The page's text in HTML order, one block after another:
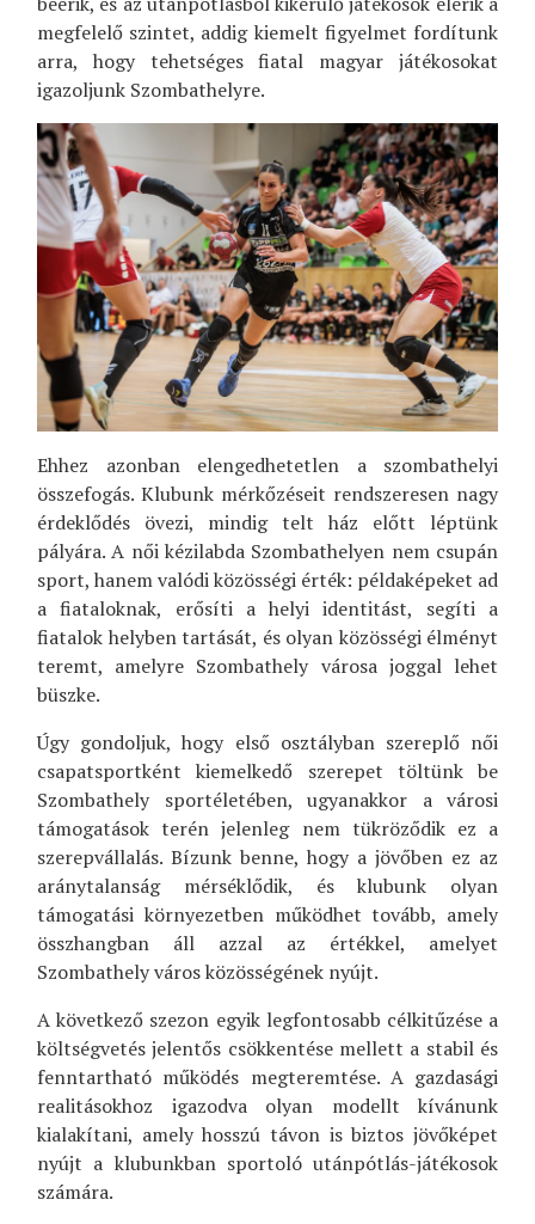
megfelelő szintet, addig kiemelt figyelmet fordítunk
arra, hogy tehetséges fiatal magyar játékosokat
igazoljunk Szombathelyre.
Ehhez azonban elengedhetetlen a szombathelyi
összefogás. Klubunk mérkőzéseit rendszeresen nagy
érdeklődés övezi, mindig telt ház előtt léptünk
pályára. A női kézilabda Szombathelyen nem csupán
sport, hanem valódi közösségi érték: példaképeket ad
a fiataloknak, erősíti a helyi identitást, segíti a
fiatalok helyben tartását, és olyan közösségi élményt
teremt, amelyre Szombathely városa joggal lehet
büszke.
Úgy gondoljuk, hogy első osztályban szereplő női
csapatsportként kiemelkedő szerepet töltünk be
Szombathely sportéletében, ugyanakkor a városi
támogatások terén jelenleg nem tükröződik ez a
szerepvállalás. Bízunk benne, hogy a jövőben ez az
aránytalanság mérséklődik, és klubunk olyan
támogatási környezetben működhet tovább, amely
összhangban áll azzal az értékkel, amelyet
Szombathely város közösségének nyújt.
A következő szezon egyik legfontosabb célkitűzése a
költségvetés jelentős csökkentése mellett a stabil és
fenntartható működés megteremtése. A gazdasági
realitásokhoz igazodva olyan modellt kívánunk
kialakítani, amely hosszú távon is biztos jövőképet
nyújt a klubunkban sportoló utánpótlás-játékosok
számára.